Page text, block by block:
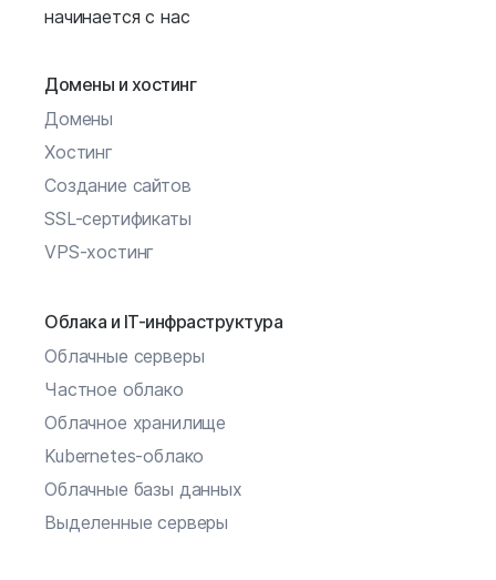
начинается с нас
Домены и хостинг
Домены
Хостинг
Создание сайтов
SSL-сертификаты
VPS-хостинг
Облака и IT-инфраструктура
Облачные серверы
Частное облако
Облачное хранилище
Kubernetes-облако
Облачные базы данных
Выделенные серверы